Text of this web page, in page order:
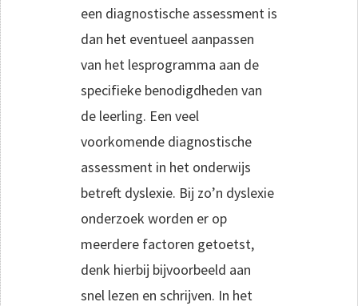
een diagnostische assessment is
dan het eventueel aanpassen
van het lesprogramma aan de
specifieke benodigdheden van
de leerling. Een veel
voorkomende diagnostische
assessment in het onderwijs
betreft dyslexie. Bij zo’n dyslexie
onderzoek worden er op
meerdere factoren getoetst,
denk hierbij bijvoorbeeld aan
snel lezen en schrijven. In het